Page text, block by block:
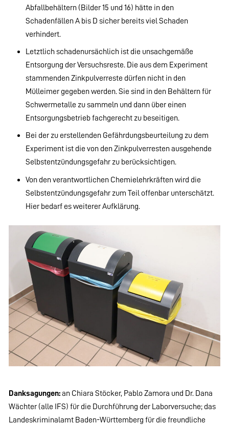
Abfallbehältern (Bilder 15 und 16) hätte in den
Schadenfällen A bis D sicher bereits viel Schaden
verhindert.
Letztlich schadenursächlich ist die unsachgemäße
Entsorgung der Versuchsreste. Die aus dem Experiment
stammenden Zinkpulverreste dürfen nicht in den
Mülleimer gegeben werden. Sie sind in den Behältern für
Schwermetalle zu sammeln und dann über einen
Entsorgungsbetrieb fachgerecht zu beseitigen.
Bei der zu erstellenden Gefährdungsbeurteilung zu dem
Experiment ist die von den Zinkpulverresten ausgehende
Selbstentzündungsgefahr zu berücksichtigen.
Von den verantwortlichen Chemielehrkräften wird die
Selbstentzündungsgefahr zum Teil offenbar unterschätzt.
Hier bedarf es weiterer Aufklärung.
Danksagungen:an Chiara Stöcker, Pablo Zamora und Dr. Dana
Wächter (alle IFS) für die Durchführung der Laborversuche; das
Landeskriminalamt Baden-Württemberg für die freundliche